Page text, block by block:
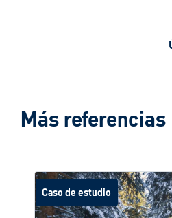
Más referencias
Caso de estudio